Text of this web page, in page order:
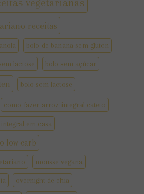
vegetarianas
receitas
bolo de banana sem gluten
lactose bolo sem açúcar
bolo sem lactose
como fazer arroz integral cateto
em casa
low carb
mousse vegana
overnight de chia